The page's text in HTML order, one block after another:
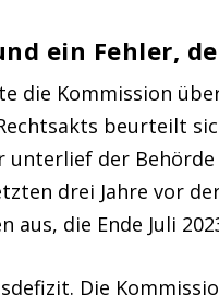
ein Fehler,
die Kommission
beurteilt
unterlief der
drei Jahre vor
aus, die Ende Juli
Die